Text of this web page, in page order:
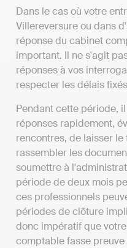
Dans le cas où votre
Villereversure ou dans
réponse du cabinet
important. Il ne s'agit
réponses à vos
respecter les délais
Pendant cette période,
réponses rapidement,
rencontres, de laisser
rassembler les
soumettre à
période de deux mois
ces professionnels
périodes de clôture
donc impératif que
comptable fasse